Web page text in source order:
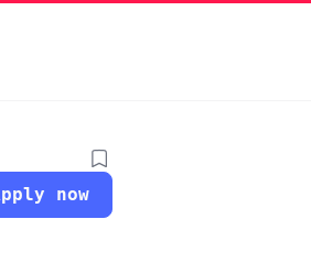
now